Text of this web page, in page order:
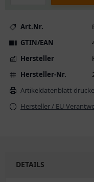
Art.Nr.
GTIN/EAN
Hersteller
Hersteller-Nr.
Artikeldatenblatt
Hersteller / EU
DETAILS